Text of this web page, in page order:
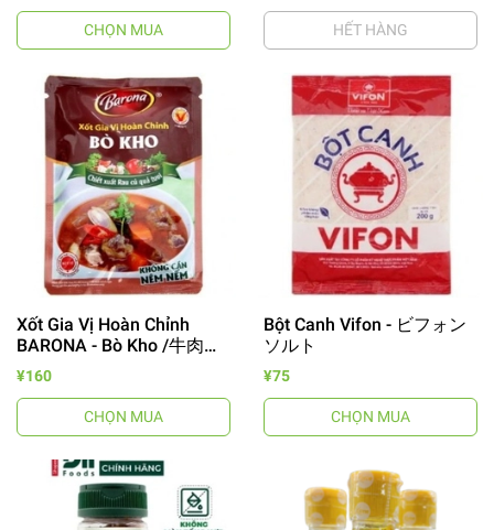
CHỌN MUA HẾT HÀNG
Xốt Gia Vị Hoàn Chỉnh
BARONA - Bò Kho /牛肉煮
込みソース
¥160
CHỌN MUA
Bột Canh Vifon - ビフォン
ソルト
¥75
CHỌN MUA